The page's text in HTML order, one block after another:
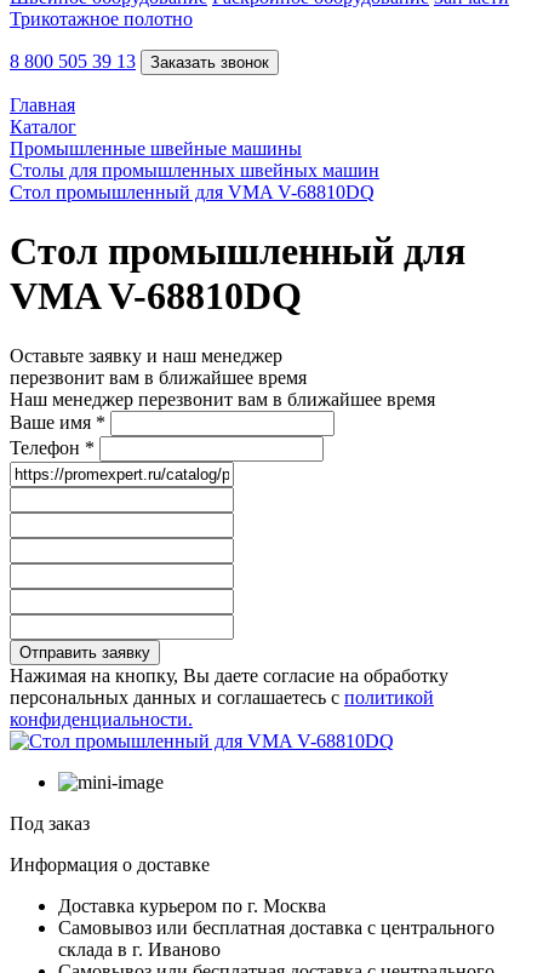
Трикотажное полотно
8 800 505 39 13 Заказать звонок
Главная
Каталог
Промышленные швейные машины
Столы для промышленных швейных машин
Стол промышленный для VMA V-68810DQ
Стол промышленный для
VMA V-68810DQ
Оставьте заявку и наш менеджер
перезвонит вам в ближайшее время
Наш менеджер перезвонит вам в ближайшее время
Ваше имя *
Телефон *
Отправить заявку
Нажимая на кнопку, Вы даете согласие на обработку
персональных данных и соглашаетесь с политикой
конфиденциальности.
Под заказ
Информация о доставке
Доставка курьером по г. Москва
Самовывоз или бесплатная доставка с центрального
склада в г. Иваново